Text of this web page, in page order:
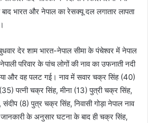
भारत और नेपाल का रेसक्यू दल लगातार लापता
देर शाम भारत-नेपाल सीमा के पंचेश्वर में नेपाल
परिवार के पांच लोगों की नाव का उफनाती नदी
और वह पलट गई। नाव में सवार चक्र सिंह (40)
पत्नी चक्र सिंह, मीना (13) पुत्री चक्र सिंह,
(8) पुत्र चक्र सिंह, निवासी गोड़ा नेपाल नाव
के अनुसार घटना के बाद ही चक्र सिंह,